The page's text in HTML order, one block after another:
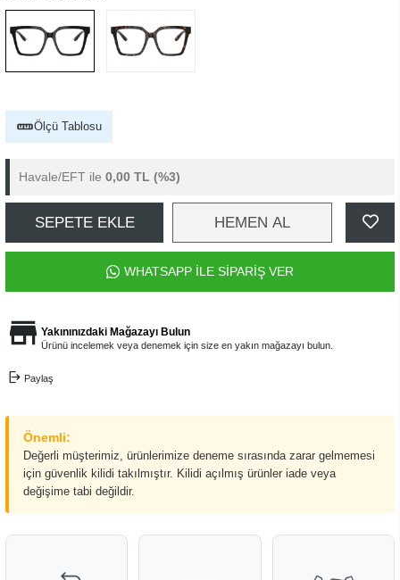
Ölçü Tablosu
Havale/EFT ile 0,00 TL (%3)
SEPETE EKLE HEMEN AL
WHATSAPP İLE SİPARİŞ VER
Yakınınızdaki Mağazayı Bulun
Ürünü incelemek veya denemek için size en yakın mağazayı bulun.
Paylaş
Önemli:
Değerli müşterimiz, ürünlerimize deneme sırasında zarar gelmemesi
için güvenlik kilidi takılmıştır. Kilidi açılmış ürünler iade veya
değişime tabi değildir.